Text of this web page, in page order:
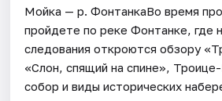
Мойка — р. ФонтанкаВо время
пройдете по реке Фонтанке, где
следования откроются обзору
«Слон, спящий на спине»,
собор и виды исторических